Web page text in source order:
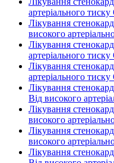
артеріального тиску
Лікування
високого
Лікування
артеріального тиску
Лікування
артеріального тиску
Лікування
Від високого
Лікування
високого
Лікування
високого
Лікування